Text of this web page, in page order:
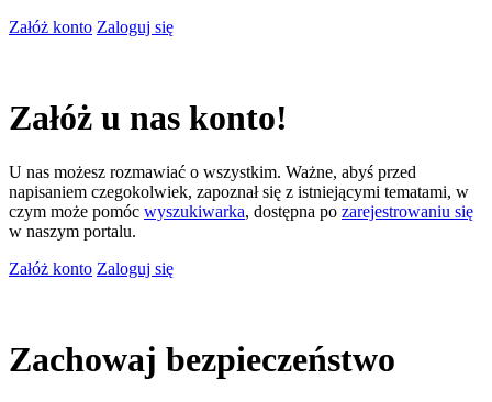
Załóż konto Zaloguj się
Załóż u nas konto!
U nas możesz rozmawiać o wszystkim. Ważne, abyś przed
napisaniem czegokolwiek, zapoznał się z istniejącymi tematami, w
czym może pomóc wyszukiwarka, dostępna po zarejestrowaniu się
w naszym portalu.
Załóż konto Zaloguj się
Zachowaj bezpieczeństwo